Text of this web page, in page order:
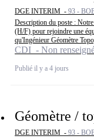
DGE INTERIM - 93 -
Description du poste :
(H/F) pour rejoindre une
qu'Ingénieur Géomètre
CDI - Non
Publié il y a 4 jours
Géomètre /
DGE INTERIM - 93 -